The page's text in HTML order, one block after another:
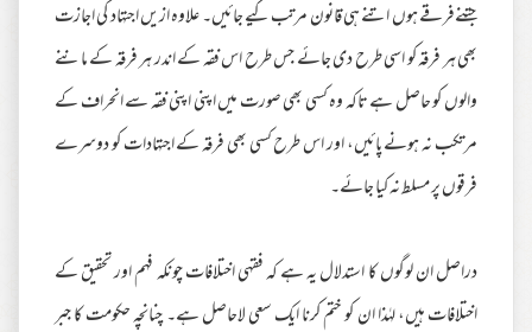
جتنےفرقے ہوں اتنے ہی قانون مرتب کیے جائیں۔ علاوہ ازیں اجتہاد کی اجازت
بھی ہر فرقہ کو اسی طرح دی جائے جس طرح اس فقہ کے اندر ہر فرقہ کے ماننے
والوں کو حاصل ہے تاکہ وہ کسی بھی صورت میں اپنی اپنی فقہ سے انحراف کے
مرتکب نہ ہونے پائیں، اور اس طرح کسی بھی فرقہ کے اجتہادات کو دوسرے
فرقوں پر مسلط نہ کیا جائے۔
دراصل ان لوگوں کا استدلال یہ ہے کہ فقہی اختلافات چونکہ فہم اور تحقیق کے
اختلافات ہیں، لہٰذا ان کو ختم کرنا ایک سعی لاحاصل ہے۔ چنانچہ حکومت کا جبر